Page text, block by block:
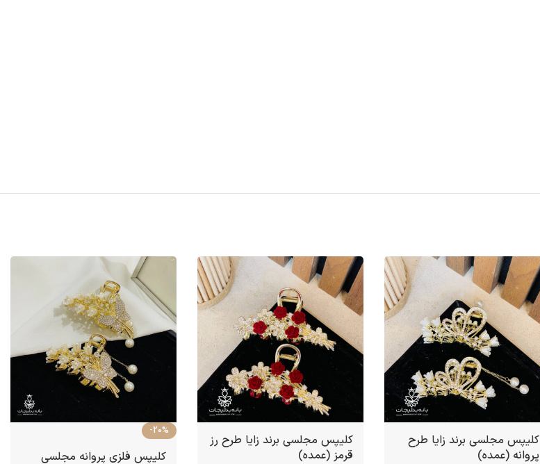
کلیپس مجلسی برند زایا طرح
پروانه (عمده)
کلیپس مجلسی برند زایا طرح رز
قرمز (عمده)
-20%
کلیپس فلزی پروانه مجلسی